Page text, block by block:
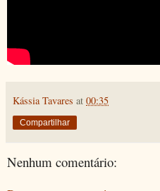
Kássia Tavares at 00:35
Compartilhar
Nenhum comentário: